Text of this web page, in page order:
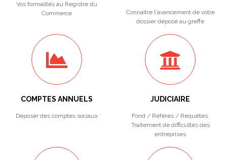
Vos formalités au Registre du
Commerce
Connaître l'avancement de votre
dossier déposé au greffe
COMPTES ANNUELS
Déposer des comptes sociaux
JUDICIAIRE
Fond / Référés / Requêtes.
Traitement de difficultés des
entreprises